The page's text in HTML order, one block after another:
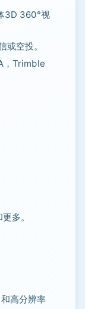
3D 360°视
空投。
，Trimble
多。
高分辨率